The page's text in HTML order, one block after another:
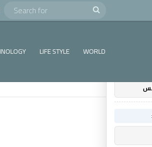
Article
Sidebar
Search
LIFE STYLE WORLD
×